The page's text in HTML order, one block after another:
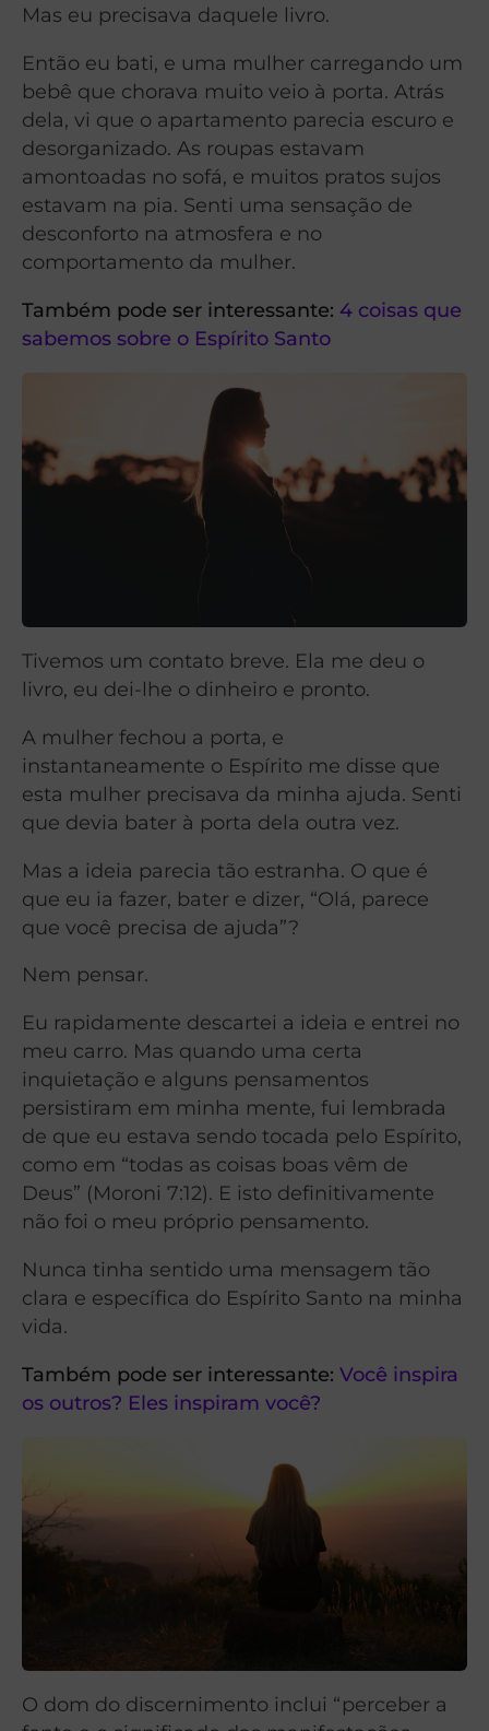
Mas eu precisava daquele livro.
Então eu bati, e uma mulher carregando um
bebê que chorava muito veio à porta. Atrás
dela, vi que o apartamento parecia escuro e
desorganizado. As roupas estavam
amontoadas no sofá, e muitos pratos sujos
estavam na pia. Senti uma sensação de
desconforto na atmosfera e no
comportamento da mulher.
Também pode ser interessante: 4 coisas que
sabemos sobre o Espírito Santo
Tivemos um contato breve. Ela me deu o
livro, eu dei-lhe o dinheiro e pronto.
A mulher fechou a porta, e
instantaneamente o Espírito me disse que
esta mulher precisava da minha ajuda. Senti
que devia bater à porta dela outra vez.
Mas a ideia parecia tão estranha. O que é
que eu ia fazer, bater e dizer, “Olá, parece
que você precisa de ajuda”?
Nem pensar.
Eu rapidamente descartei a ideia e entrei no
meu carro. Mas quando uma certa
inquietação e alguns pensamentos
persistiram em minha mente, fui lembrada
de que eu estava sendo tocada pelo Espírito,
como em “todas as coisas boas vêm de
Deus” (Moroni 7:12). E isto definitivamente
não foi o meu próprio pensamento.
Nunca tinha sentido uma mensagem tão
clara e específica do Espírito Santo na minha
vida.
Também pode ser interessante: Você inspira
os outros? Eles inspiram você?
O dom do discernimento inclui “perceber a